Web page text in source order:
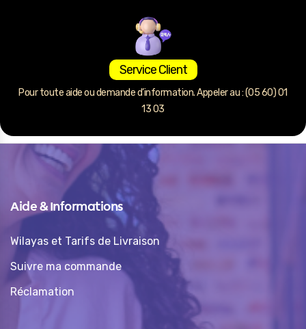
Service Client
Pour toute aide ou demande d’information. Appeler au : (05 60) 01
13 03
Aide & Informations
Wilayas et Tarifs de Livraison
Suivre ma commande
Réclamation